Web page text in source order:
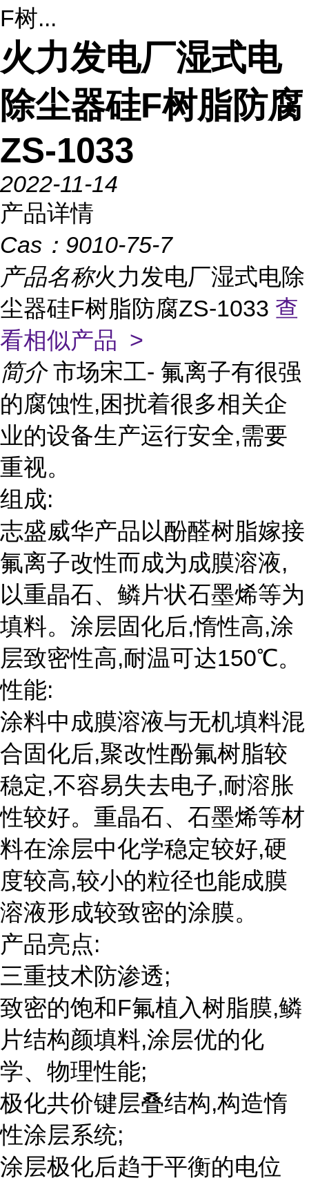
F树...
火力发电厂湿式电
除尘器硅F树脂防腐
ZS-1033
2022-11-14
产品详情
Cas： 9010-75-7
产品名称火力发电厂湿式电除
尘器硅F树脂防腐ZS-1033 查
看相似产品 >
简介 市场宋工- 氟离子有很强
的腐蚀性,困扰着很多相关企
业的设备生产运行安全,需要
重视。
组成:
志盛威华产品以酚醛树脂嫁接
氟离子改性而成为成膜溶液,
以重晶石、鳞片状石墨烯等为
填料。涂层固化后,惰性高,涂
层致密性高,耐温可达150℃。
性能:
涂料中成膜溶液与无机填料混
合固化后,聚改性酚氟树脂较
稳定,不容易失去电子,耐溶胀
性较好。重晶石、石墨烯等材
料在涂层中化学稳定较好,硬
度较高,较小的粒径也能成膜
溶液形成较致密的涂膜。
产品亮点:
三重技术防渗透;
致密的饱和F氟植入树脂膜,鳞
片结构颜填料,涂层优的化
学、物理性能;
极化共价键层叠结构,构造惰
性涂层系统;
涂层极化后趋于平衡的电位